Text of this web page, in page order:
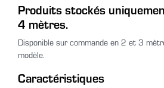
Produits stockés
4 mètres.
Disponible sur commande en 2 et 3
modèle.
Caractéristiques